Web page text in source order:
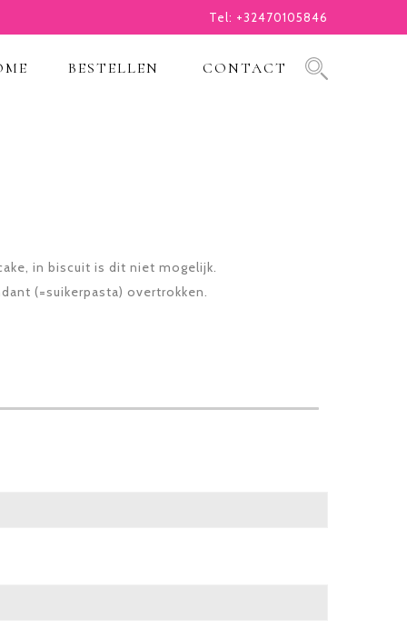
Tel: +32470105846
BESTELLEN CONTACT
in biscuit is dit niet mogelijk.
(=suikerpasta) overtrokken.